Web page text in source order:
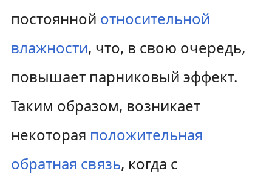
постоянной относительной
влажности, что, в свою очередь,
повышает парниковый эффект.
Таким образом, возникает
некоторая положительная
обратная связь, когда с